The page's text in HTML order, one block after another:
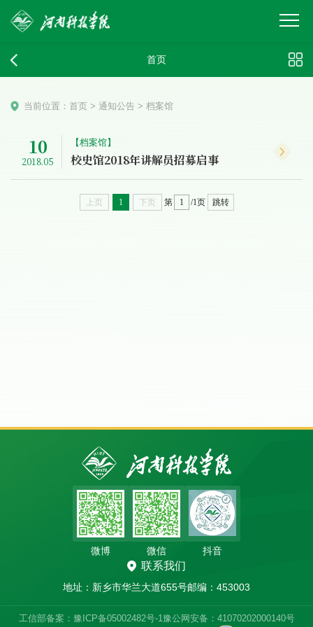
首页
当前位置：首页 > 通知公告 > 档案馆
10
2018.05
【档案馆】
校史馆2018年讲解员招募启事
上页 1 下页 第 /1页 跳转
联系我们
地址：新乡市华兰大道655号邮编：453003
微博 微信 抖音
工信部备案：豫ICP备05002482号-1豫公网安备：41070202000140号